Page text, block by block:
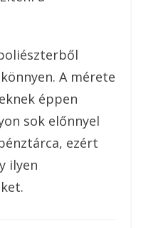
A mérete
éppen
sok előnnyel
ezért
ilyen